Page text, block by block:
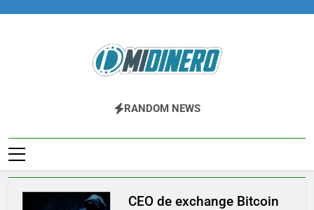
Midinero.co
Fintech, Criptomonedas
RANDOM NEWS
CEO de exchange Bitcoin